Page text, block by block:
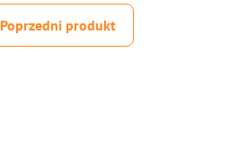
Poprzedni produkt